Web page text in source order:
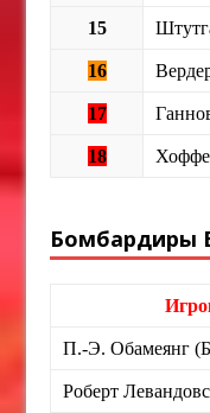
15
16
17
18
Бомбардиры
П.-Э. Обамеянг
Роберт